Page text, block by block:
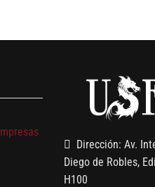
Dirección: Av.
Diego de Robles,
H100